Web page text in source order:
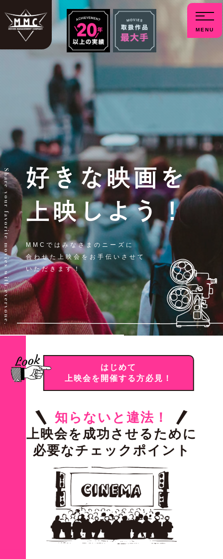
menu
好きな映画を
上映しよう！
MMCではみなさまのニーズに
合わせた上映会をお手伝いさせて
いただきます！
Share your favorite movies with everyone.
はじめて
上映会を開催する方必見！
知らないと違法！
上映会を成功させるために
必要なチェックポイント